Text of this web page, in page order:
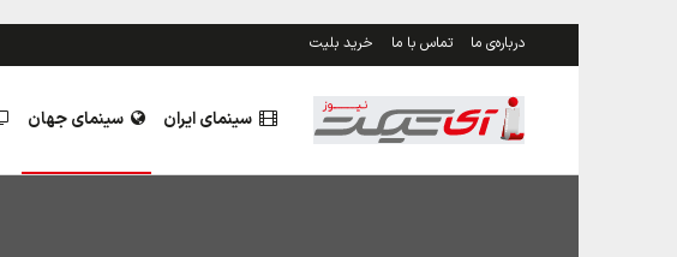
درباره‌ی ما تماس با ما خرید بلیت
سینمای ایران سینمای جهان